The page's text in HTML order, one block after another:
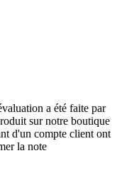
a été faite par
sur notre boutique
d'un compte client ont
la note